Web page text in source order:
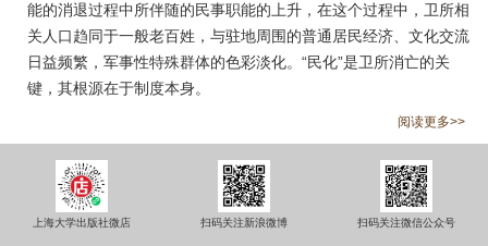
能的消退过程中所伴随的民事职能的上升，在这个过程中，卫所相
关人口趋同于一般老百姓，与驻地周围的普通居民经济、文化交流
日益频繁，军事性特殊群体的色彩淡化。“民化”是卫所消亡的关
键，其根源在于制度本身。
阅读更多>>
上海大学出版社微店 扫码关注新浪微博 扫码关注微信公众号